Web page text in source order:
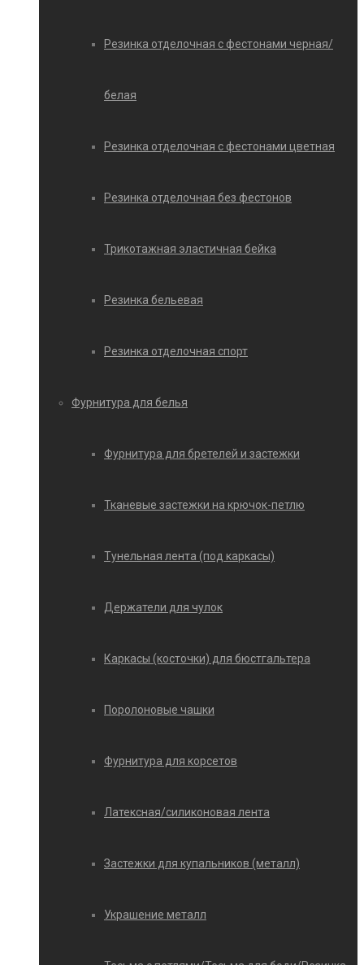
Резинка отделочная с фестонами черная/
белая
Резинка отделочная с фестонами цветная
Резинка отделочная без фестонов
Трикотажная эластичная бейка
Резинка бельевая
Резинка отделочная спорт
Фурнитура для белья
Фурнитура для бретелей и застежки
Тканевые застежки на крючок-петлю
Тунельная лента (под каркасы)
Держатели для чулок
Каркасы (косточки) для бюстгальтера
Поролоновые чашки
Фурнитура для корсетов
Латексная/силиконовая лента
Застежки для купальников (металл)
Украшение металл